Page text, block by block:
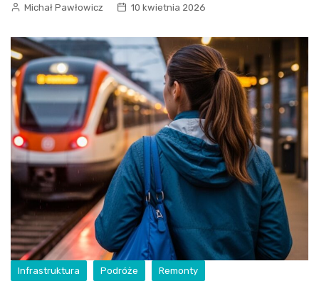
Michał Pawłowicz 10 kwietnia 2026
Infrastruktura Podróże Remonty